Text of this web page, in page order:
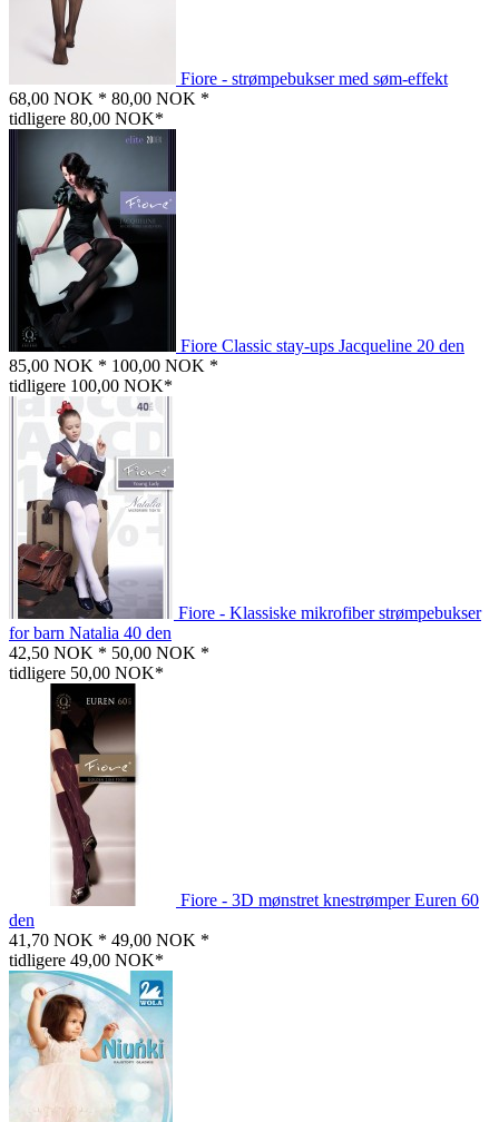
Fiore - strømpebukser med søm-effekt
68,00 NOK * 80,00 NOK *
tidligere 80,00 NOK*
Fiore Classic stay-ups Jacqueline 20 den
85,00 NOK * 100,00 NOK *
tidligere 100,00 NOK*
Fiore - Klassiske mikrofiber strømpebukser
for barn Natalia 40 den
42,50 NOK * 50,00 NOK *
tidligere 50,00 NOK*
Fiore - 3D mønstret knestrømper Euren 60
den
41,70 NOK * 49,00 NOK *
tidligere 49,00 NOK*